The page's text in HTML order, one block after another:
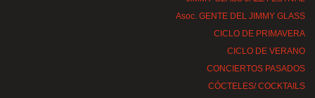
Asoc. GENTE DEL JIMMY GLASS
CICLO DE PRIMAVERA
CICLO DE VERANO
CONCIERTOS PASADOS
CÓCTELES/ COCKTAILS